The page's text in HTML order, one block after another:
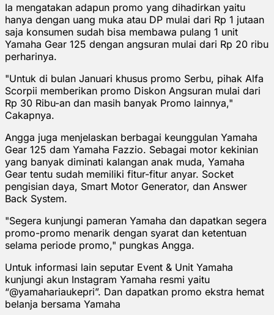
Ia mengatakan adapun promo yang dihadirkan yaitu
hanya dengan uang muka atau DP mulai dari Rp 1 jutaan
saja konsumen sudah bisa membawa pulang 1 unit
Yamaha Gear 125 dengan angsuran mulai dari Rp 20 ribu
perharinya.
"Untuk di bulan Januari khusus promo Serbu, pihak Alfa
Scorpii memberikan promo Diskon Angsuran mulai dari
Rp 30 Ribu-an dan masih banyak Promo lainnya,"
Cakapnya.
Angga juga menjelaskan berbagai keunggulan Yamaha
Gear 125 dam Yamaha Fazzio. Sebagai motor kekinian
yang banyak diminati kalangan anak muda, Yamaha
Gear tentu sudah memiliki fitur-fitur anyar. Socket
pengisian daya, Smart Motor Generator, dan Answer
Back System.
"Segera kunjungi pameran Yamaha dan dapatkan segera
promo-promo menarik dengan syarat dan ketentuan
selama periode promo," pungkas Angga.
Untuk informasi lain seputar Event & Unit Yamaha
kunjungi akun Instagram Yamaha resmi yaitu
“@yamahariaukepri”. Dan dapatkan promo ekstra hemat
belanja bersama Yamaha